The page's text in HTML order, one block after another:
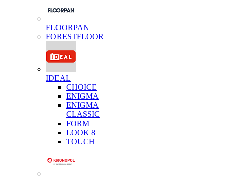
FLOORPAN
FORESTFLOOR
IDEAL
CHOICE
ENIGMA
ENIGMA
CLASSIC
FORM
LOOK 8
TOUCH